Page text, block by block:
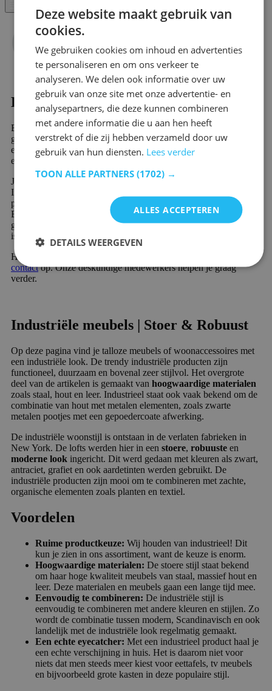
Kantoorkasten - Industrieel kopen?
Ben je op zoek naar Kantoorkasten - Industrieel? Dan slaag je
gegarandeerd bij Emob, jouw online meubelwinkel. In ons
enorme assortiment vind je meer dan 10.000 prachtige meubels
en sfeervolle woondecoratie producten.
Jouw nieuwe favoriete product in de categorie Kantoorkasten -
Industrieel wordt snel en voordelig verzonden. Veel van onze
producten zijn direct leverbaar en worden snel geleverd.
Bovendien profiteer je van 60 dagen retourrecht en 2 jaar
garantie op alle meubels. Nieuw bij Emob en uniek in de branche
is de mogelijkheid om gratis achteraf of in delen te betalen.
Heb je een vraag over onze producten of service? Neem gerust
contactop. Onze deskundige medewerkers helpen je graag
verder.
Industriële meubels | Stoer & Robuust
Op deze pagina vind je talloze meubels of woonaccessoires met
een industriële look. De trendy industriële producten zijn
functioneel, duurzaam en bovenal zeer stijlvol. Het overgrote
deel van de artikelen is gemaakt van hoogwaardige materialen
zoals staal, hout en leer. Industrieel staat ook vaak bekend om de
combinatie van hout met metalen elementen, zoals zwarte
metalen pootjes met een gepoedercoate afwerking.
De industriële woonstijl is ontstaan in de verlaten fabrieken in
New York. De lofts werden hier in een stoere, robuuste en
moderne look ingericht. Dit werd gedaan met kleuren als zwart,
antraciet, grafiet en ook aardetinten werden gebruikt. De
industriële producten zijn mooi om te combineren met zachte,
organische elementen zoals planten en textiel.
Voordelen
Ruime productkeuze: Wij houden van industrieel! Dit
kun je zien in ons assortiment, want de keuze is enorm.
Hoogwaardige materialen: De stoere stijl staat bekend
om haar hoge kwaliteit meubels van staal, massief hout en
leer. Deze materialen en meubels gaan een lange tijd mee.
Eenvoudig te combineren: De industriële stijl is
eenvoudig te combineren met andere kleuren en stijlen. Zo
wordt de combinatie tussen modern, Scandinavisch en ook
landelijk met de industriële look regelmatig gemaakt.
Een echte eyecatcher: Met een industrieel product haal je
een echte verschijning in huis. Het is daarom niet voor
niets dat men steeds meer kiest voor eettafels, tv meubels
en bijvoorbeeld grote kasten in deze populaire stijl.
Deze website maakt gebruik van
cookies.
We gebruiken cookies om inhoud en advertenties
te personaliseren en om ons verkeer te
analyseren. We delen ook informatie over uw
gebruik van onze site met onze advertentie- en
analysepartners, die deze kunnen combineren
met andere informatie die u aan hen heeft
verstrekt of die zij hebben verzameld door uw
gebruik van hun diensten. Lees verder
TOON ALLE PARTNERS (1702) →
ALLES ACCEPTEREN
DETAILS WEERGEVEN